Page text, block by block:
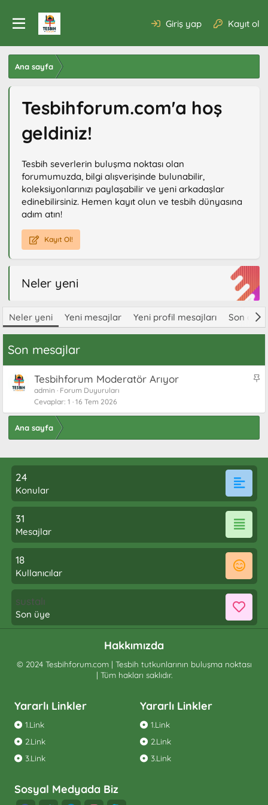
Giriş yap Kayıt ol
Ana sayfa
Tesbihforum.com'a hoş
geldiniz!
Tesbih severlerin buluşma noktası olan
forumumuzda, bilgi alışverişinde bulunabilir,
koleksiyonlarınızı paylaşabilir ve yeni arkadaşlar
edinebilirsiniz. Hemen kayıt olun ve tesbih dünyasına
adım atın!
Kayıt Ol!
Neler yeni
Neler yeni Yeni mesajlar Yeni profil mesajları Son
Son mesajlar
S
i
Tesbihforum Moderatör Arıyor
admin
Forum Duyuruları
Cevaplar 1 16 Tem 2026
Ana sayfa
24
Konular
31
Mesajlar
18
Kullanıcılar
sustalı
Son üye
Hakkımızda
© 2024 Tesbihforum.com | Tesbih tutkunlarının buluşma noktası
| Tüm hakları saklıdır.
Yararlı Linkler
1.Link
2.Link
3.Link
Yararlı Linkler
1.Link
2.Link
3.Link
Sosyal Medyada Biz